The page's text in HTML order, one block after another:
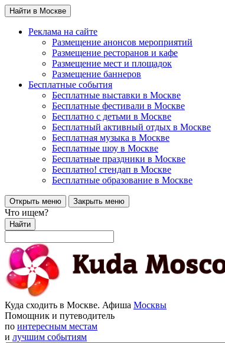
Найти в Москве
Реклама на сайте
Размещение анонсов мероприятий
Размещение ресторанов и кафе
Размещение мест и площадок
Размещение баннеров
Бесплатные события
Бесплатные выставки в Москве
Бесплатные фестивали в Москве
Бесплатно с детьми в Москве
Бесплатный активный отдых в Москве
Бесплатная музыка в Москве
Бесплатные шоу в Москве
Бесплатные праздники в Москве
Бесплатно! стендап в Москве
Бесплатные образование в Москве
Открыть меню Закрыть меню
Что ищем?
Найти
Куда сходить в Москве. Афиша Москвы
Помощник и путеводитель
по интересным местам
и лучшим событиям